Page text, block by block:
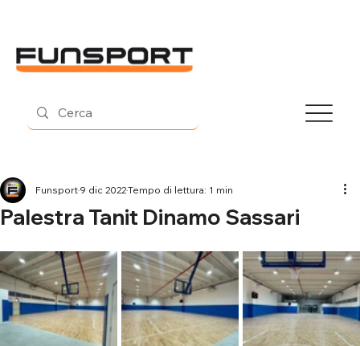
Palestra Tanit Dinamo Sassari
Funsport 9 dic 2022Tempo di lettura: 1 min